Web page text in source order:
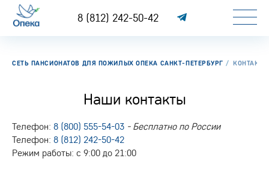
8 (812) 242-50-42
СЕТЬ ПАНСИОНАТОВ ДЛЯ ПОЖИЛЫХ ОПЕКА САНКТ-ПЕТЕРБУРГ КОНТАКТЫ
Наши контакты
Телефон: 8 (800) 555-54-03 - Бесплатно по России
Телефон: 8 (812) 242-50-42
Режим работы: с 9:00 до 21:00